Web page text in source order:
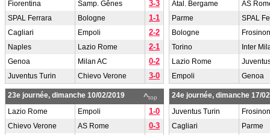
Fiorentina Samp. Gênes 3-3
SPAL Ferrara Bologne 1-1
Cagliari Empoli 2-2
Naples Lazio Rome 2-1
Genoa Milan AC 0-2
Juventus Turin Chievo Verone 3-0
Atal. Bergame
AS
Parme
SPAL
Bologne
Torino
Inter
Lazio Rome
Empoli
Genoa
^top
23e journée, dimanche 10/02/2019
Lazio Rome
Empoli 1-0
Chievo Verone AS Rome 0-3
24e journée, dimanche 17/
Juventus Turin
Cagliari
Parme